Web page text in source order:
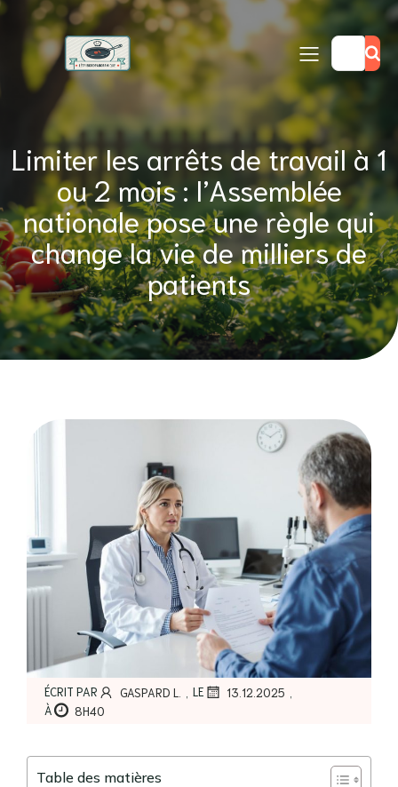
Limiter les arrêts de travail à 1
ou 2 mois : l’Assemblée
nationale pose une règle qui
change la vie de milliers de
patients
ÉCRIT PAR GASPARD L. , LE 13.12.2025 ,
À 8H40
Table des matières